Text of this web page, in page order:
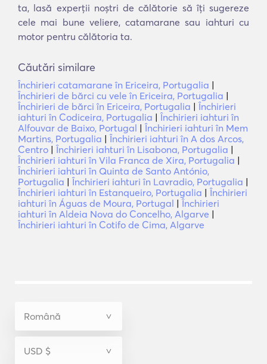
ta, lasă experții noștri de călătorie să îți sugereze
cele mai bune veliere, catamarane sau iahturi cu
motor pentru călătoria ta.
Căutări similare
Închirieri catamarane în Ericeira, Portugalia |
Închirieri de bărci cu vele în Ericeira, Portugalia |
Închirieri de bărci în Ericeira, Portugalia | Închirieri
iahturi în Codiceira, Portugalia | Închirieri iahturi în
Alfouvar de Baixo, Portugal | Închirieri iahturi în Mem
Martins, Portugalia | Închirieri iahturi în A dos Arcos,
Centro | Închirieri iahturi în Lisabona, Portugalia |
Închirieri iahturi în Vila Franca de Xira, Portugalia |
Închirieri iahturi în Quinta de Santo António,
Portugalia | Închirieri iahturi în Lavradio, Portugalia |
Închirieri iahturi în Estanqueiro, Portugalia | Închirieri
iahturi în Águas de Moura, Portugal | Închirieri
iahturi în Aldeia Nova do Concelho, Algarve |
Închirieri iahturi în Cotifo de Cima, Algarve